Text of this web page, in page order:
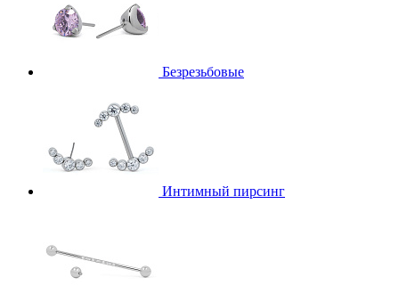
Безрезьбовые
Интимный пирсинг